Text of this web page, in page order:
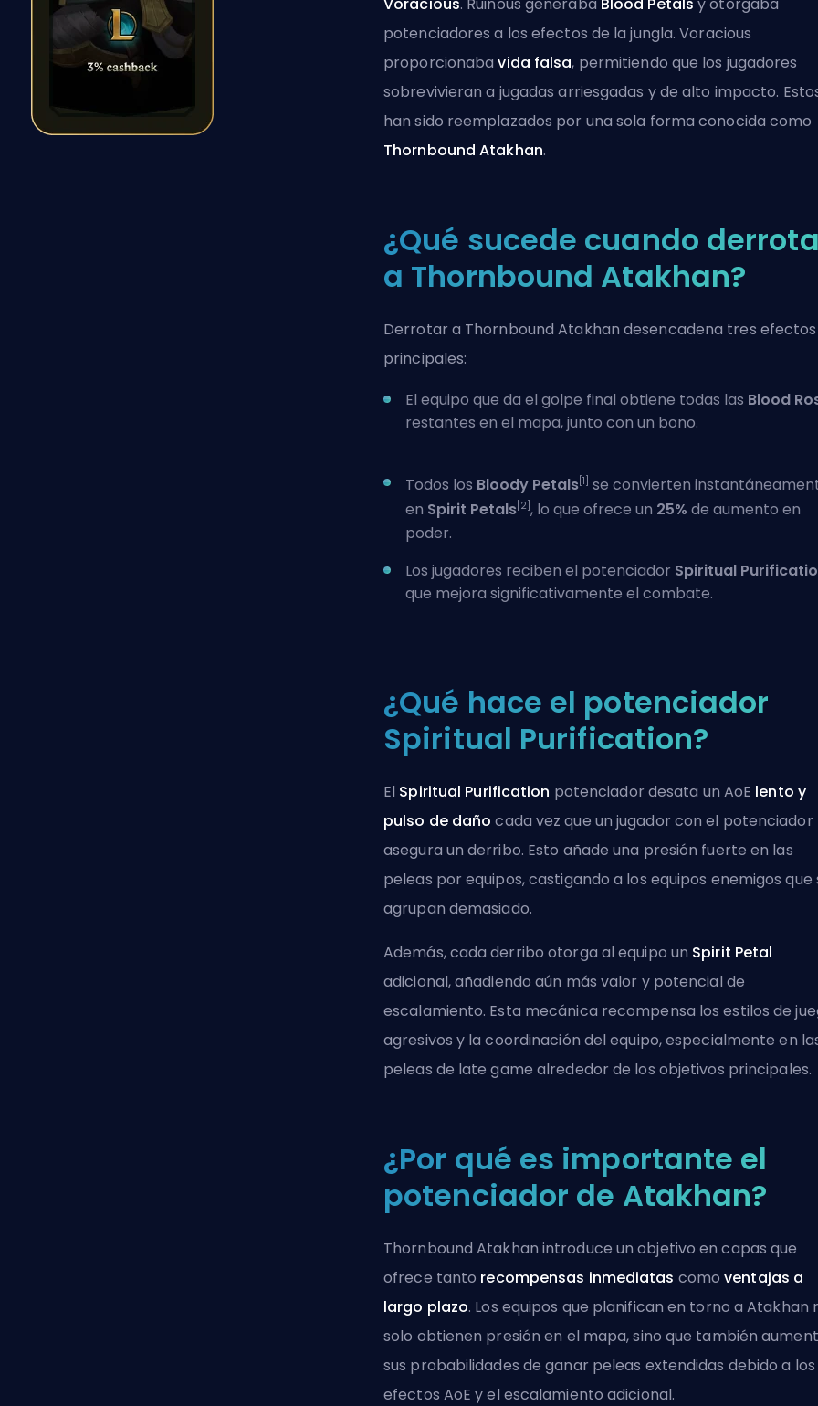
potenciadores a los efectos de la jungla. Voracious
proporcionabavida falsa, permitiendo que los jugadores
sobrevivieran a jugadas arriesgadas y de alto impacto.
han sido reemplazados por una sola forma conocida como
Thornbound Atakhan.
¿Qué sucede cuando
a Thornbound Atakhan?
Derrotar a Thornbound Atakhan desencadena tres efectos
principales:
El equipo que da el golpe final obtiene todas las Blood
restantes en el mapa, junto con un bono.
Todos los Bloody Petals [1] se convierten
en Spirit Petals [2] , lo que ofrece un 25% de aumento en
poder.
Los jugadores reciben el potenciador Spiritual
que mejora significativamente el combate.
¿Qué hace el potenciador
Spiritual Purification?
El Spiritual Purification potenciador desata un AoE lento y
pulso de daño cada vez que un jugador con el potenciador
asegura un derribo. Esto añade una presión fuerte en las
peleas por equipos, castigando a los equipos enemigos que
agrupan demasiado.
Además, cada derribo otorga al equipo un Spirit Petal
adicional, añadiendo aún más valor y potencial de
escalamiento. Esta mecánica recompensa los estilos de
agresivos y la coordinación del equipo, especialmente en
peleas de late game alrededor de los objetivos principales.
¿Por qué es importante el
potenciador de Atakhan?
Thornbound Atakhan introduce un objetivo en capas que
ofrece tanto recompensas inmediatas comoventajas a
largo plazo. Los equipos que planifican en torno a Atakhan
solo obtienen presión en el mapa, sino que también
sus probabilidades de ganar peleas extendidas debido a los
efectos AoE y el escalamiento adicional.